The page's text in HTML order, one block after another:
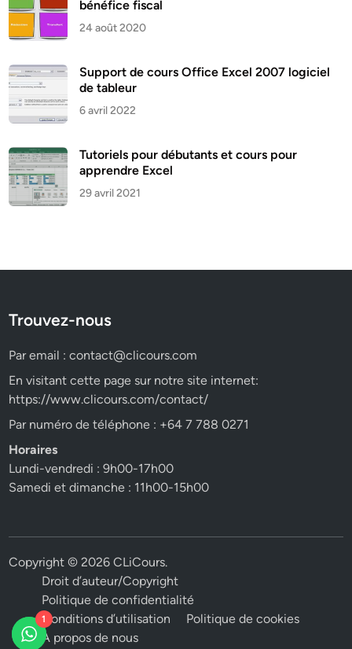
bénéfice fiscal
24 août 2020
Support de cours Office Excel 2007 logiciel
de tableur
6 avril 2022
Tutoriels pour débutants et cours pour
apprendre Excel
29 avril 2021
Trouvez-nous
Par email :contact@clicours.com
En visitant cette page sur notre site internet:
https://www.clicours.com/contact/
Par numéro de téléphone : +64 7 788 0271
Horaires
Lundi-vendredi : 9h00-17h00
Samedi et dimanche : 11h00-15h00
Copyright © 2026CLiCours.
Droit d’auteur/Copyright
Politique de confidentialité
Conditions d’utilisation
Politique de cookies
A propos de nous
1